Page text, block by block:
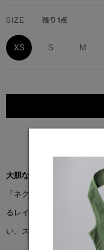
SIZE 残り1点
XS S M
大胆な暖かさで、一歩先へ
「ネクシス プルオーバー
るレイヤーアイテム。袖に
い、スタイリッシュに仕上